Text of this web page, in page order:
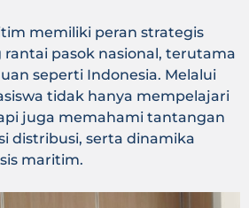
memiliki peran strategis
pasok nasional, terutama
seperti Indonesia. Melalui
tidak hanya mempelajari
juga memahami tantangan
distribusi, serta dinamika
maritim.